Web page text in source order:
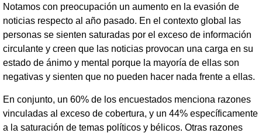
Notamos con preocupación un aumento en la evasión de
noticias respecto al año pasado. En el contexto global las
personas se sienten saturadas por el exceso de información
circulante y creen que las noticias provocan una carga en su
estado de ánimo y mental porque la mayoría de ellas son
negativas y sienten que no pueden hacer nada frente a ellas.
En conjunto, un 60% de los encuestados menciona razones
vinculadas al exceso de cobertura, y un 44% específicamente
a la saturación de temas políticos y bélicos. Otras razones